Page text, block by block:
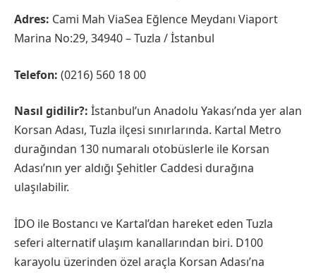
Adres: Cami Mah ViaSea Eğlence Meydanı Viaport
Marina No:29, 34940 – Tuzla / İstanbul
Telefon: (0216) 560 18 00
Nasıl gidilir?: İstanbul’un Anadolu Yakası’nda yer alan
Korsan Adası, Tuzla ilçesi sınırlarında. Kartal Metro
durağından 130 numaralı otobüslerle ile Korsan
Adası’nın yer aldığı Şehitler Caddesi durağına
ulaşılabilir.
İDO ile Bostancı ve Kartal’dan hareket eden Tuzla
seferi alternatif ulaşım kanallarından biri. D100
karayolu üzerinden özel araçla Korsan Adası’na